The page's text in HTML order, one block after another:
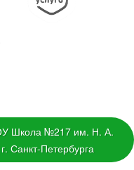
Школа №217 им. Н. А.
Санкт-Петербурга